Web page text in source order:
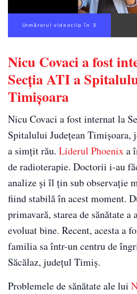
Următorul videoclip în 3
Nicu Covaci a fost
Secția ATI a
Timișoara
Nicu Covaci a fost internat la
Spitalului Județean Timișoara,
a simțit rău. Liderul Phoenixa
de radioterapie. Doctorii i-au
analize și îl țin sub observație
fiind stabilă în acest moment.
primavară, starea de sănătate
evoluat bine. Recent, acesta a
familia sa într-un centru de
Săcălaz, județul Timiș.
Problemele de sănătate ale lui